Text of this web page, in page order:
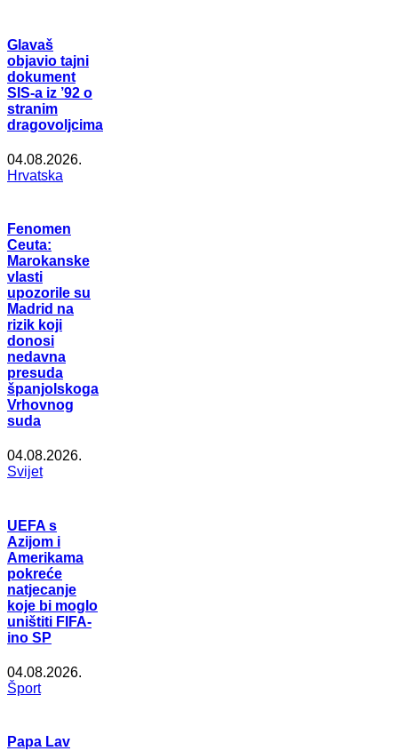
Glavaš
objavio tajni
dokument
SIS-a iz ’92 o
stranim
dragovoljcima
04.08.2026.
Hrvatska
Fenomen
Ceuta:
Marokanske
vlasti
upozorile su
Madrid na
rizik koji
donosi
nedavna
presuda
španjolskoga
Vrhovnog
suda
04.08.2026.
Svijet
UEFA s
Azijom i
Amerikama
pokreće
natjecanje
koje bi moglo
uništiti FIFA-
ino SP
04.08.2026.
Šport
Papa Lav